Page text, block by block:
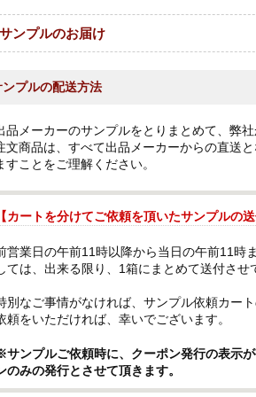
サンプルのお届け
ンプルの配送方法
品メーカーのサンプルをとりまとめて、弊
文商品は、すべて出品メーカーからの直送
すことをご理解ください。
【カートを分けてご依頼を頂いたサンプルの送
営業日の午前11時以降から当日の午前11時
ては、出来る限り、1箱にまとめて送付させ
別なご事情がなければ、サンプル依頼カー
頼をいただければ、幸いでございます。
サンプルご依頼時に、クーポン発行の表示
のみの発行とさせて頂きます。